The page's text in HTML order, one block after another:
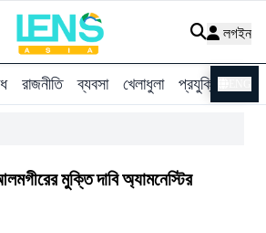
লগইন
রাজনীতি ব্যবসা খেলাধুলা প্রযুক্তি
মুক্তি দাবি অ্যামনেস্টির